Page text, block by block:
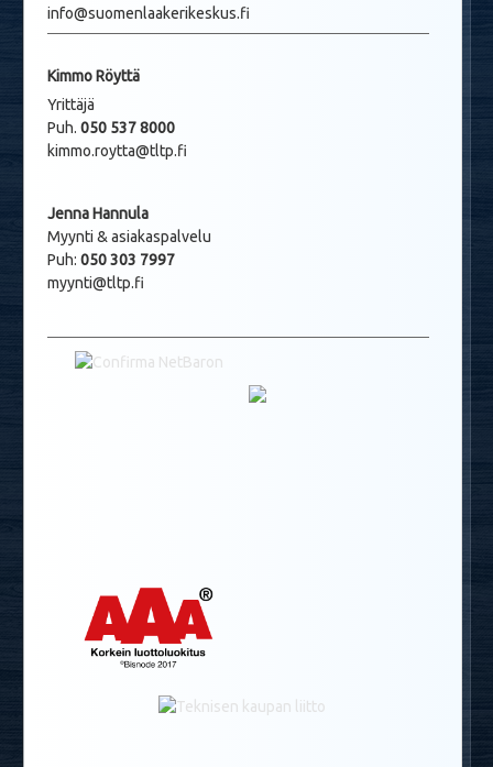
info@suomenlaakerikeskus.fi
Kimmo Röyttä
Yrittäjä
Puh. 050 537 8000
kimmo.roytta@tltp.fi
Jenna Hannula
Myynti & asiakaspalvelu
Puh: 050 303 7997
myynti@tltp.fi